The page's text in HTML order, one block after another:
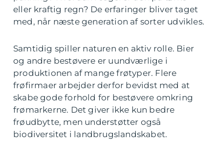
eller kraftig regn? De erfaringer bliver taget
med, når næste generation af sorter udvikles.
Samtidig spiller naturen en aktiv rolle. Bier
og andre bestøvere er uundværlige i
produktionen af mange frøtyper. Flere
frøfirmaer arbejder derfor bevidst med at
skabe gode forhold for bestøvere omkring
frømarkerne. Det giver ikke kun bedre
frøudbytte, men understøtter også
biodiversitet i landbrugslandskabet.